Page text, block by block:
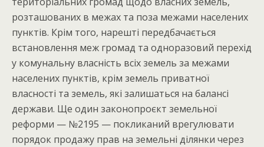
розташованих в межах та поза межами населених
пунктів. Крім того, нарешті передбачається
встановлення меж громад та одноразовий перехід
у комунальну власність всіх земель за межами
населених пунктів, крім земель приватної
власності та земель, які залишаться на балансі
держави. Ще один законопроєкт земельної
реформи — №2195 — покликаний врегулювати
порядок продажу прав на земельні ділянки через